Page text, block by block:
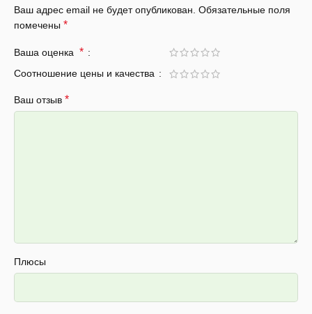
Ваш адрес email не будет опубликован. Обязательные поля
помечены *
Ваша оценка *
Соотношение цены и качества
Ваш отзыв *
Плюсы